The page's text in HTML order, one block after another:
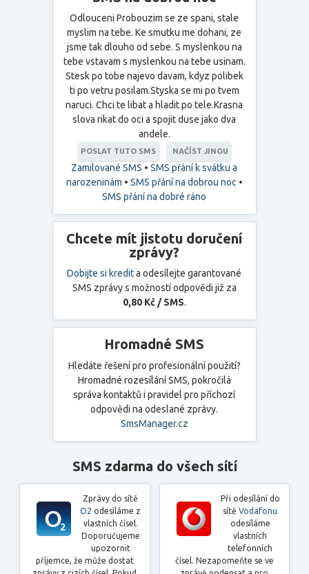
Odlouceni Probouzim se ze spani, stale
myslim na tebe. Ke smutku me dohani, ze
jsme tak dlouho od sebe. S myslenkou na
tebe vstavam s myslenkou na tebe usinam.
Stesk po tobe najevo davam, kdyz polibek
ti po vetru posilam.Styska se mi po tvem
naruci. Chci te libat a hladit po tele.Krasna
slova rikat do oci a spojit duse jako dva
andele.
POSLAT TUTO SMS NAČÍST JINOU
Zamilované SMS •SMS přání k svátku a
narozeninám • SMS přání na dobrou noc •
SMS přání na dobré ráno
Chcete mít jistotu doručení
zprávy?
Dobijte si kredita odesílejte garantované
SMS zprávy s možností odpovědi již za
0,80 Kč / SMS.
Hromadné SMS
Hledáte řešení pro profesionální použití?
Hromadné rozesílání SMS, pokročilá
správa kontaktů i pravidel pro příchozí
odpovědi na odeslané zprávy.
SmsManager.cz
SMS zdarma do všech sítí
Zprávy do sítě
O2 odesíláme z
vlastních čísel.
Doporučujeme
upozornit
příjemce, že může dostat
Při odesílání do
sítěVodafonu
odesíláme
vlastních
telefonních
čísel. Nezapomeňte se ve